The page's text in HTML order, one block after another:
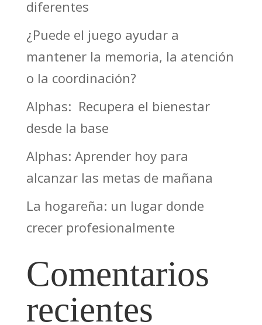
diferentes
¿Puede el juego ayudar a
mantener la memoria, la atención
o la coordinación?
Alphas: Recupera el bienestar
desde la base
Alphas: Aprender hoy para
alcanzar las metas de mañana
La hogareña: un lugar donde
crecer profesionalmente
Comentarios
recientes